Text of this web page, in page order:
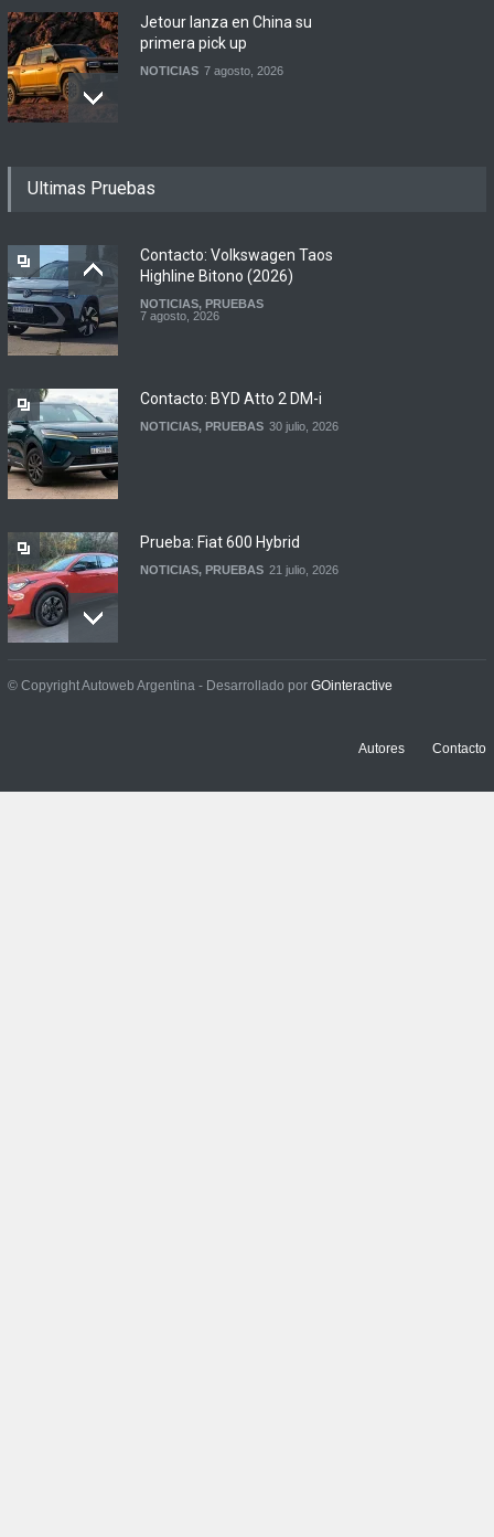
Jetour lanza en China su
primera pick up
NOTICIAS 7 agosto, 2026
renovadas S2 y Skua 150 en
7 agosto, 2026
Argentina y Ecuador
Ultimas Pruebas
Contacto: Volkswagen Taos
Highline Bitono (2026)
NOTICIAS, PRUEBAS
7 agosto, 2026
Contacto: BYD Atto 2 DM-i
NOTICIAS, PRUEBAS 30 julio, 2026
Prueba: Fiat 600 Hybrid
NOTICIAS, PRUEBAS 21 julio, 2026
Prueba: BYD Song Pro GS
© Copyright Autoweb Argentina - Desarrollado por GOinteractive
Autores Contacto